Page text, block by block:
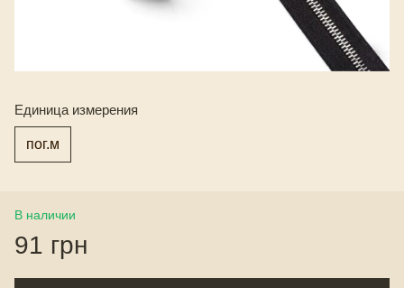
Единица измерения
пог.м
В наличии
91 грн